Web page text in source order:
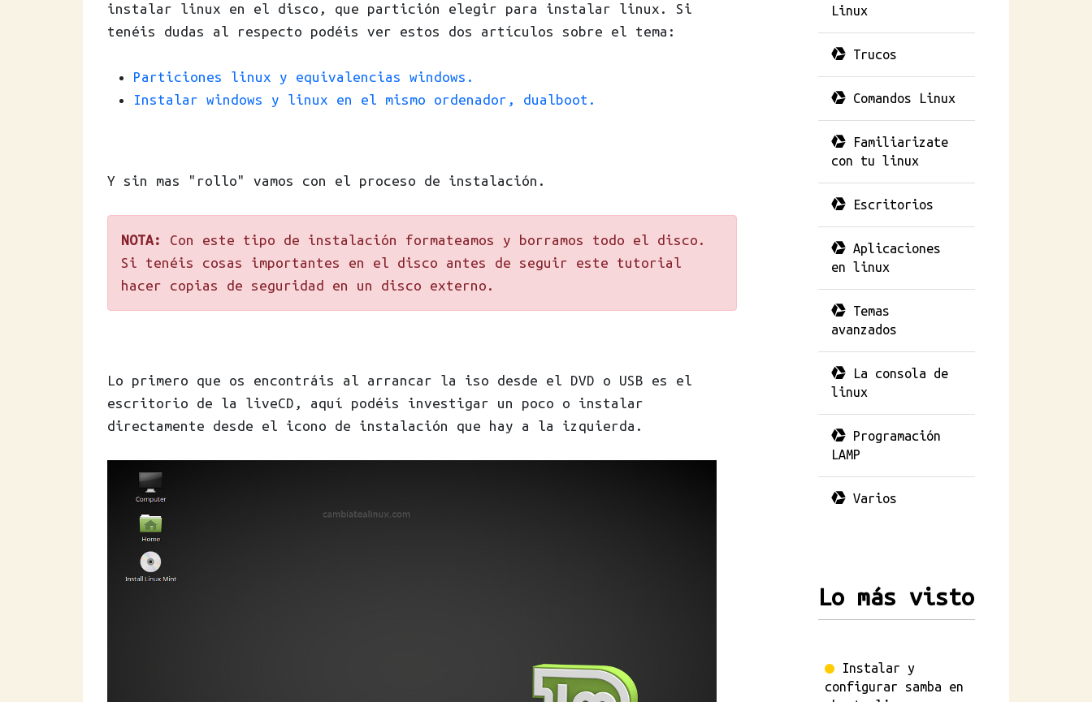
instalar linux en el disco, que partición elegir para instalar linux. Si
tenéis dudas al respecto podéis ver estos dos artículos sobre el tema:
Particiones linux y equivalencias windows.
Instalar windows y linux en el mismo ordenador, dualboot.
Y sin mas "rollo" vamos con el proceso de instalación.
NOTA:
Con este tipo de instalación formateamos y borramos todo el disco.
Si tenéis cosas importantes en el disco antes de seguir este tutorial
hacer copias de seguridad en un disco externo.
Lo primero que os encontráis al arrancar la iso desde el DVD o USB es el
escritorio de la liveCD, aquí podéis investigar un poco o instalar
directamente desde el icono de instalación que hay a la izquierda.
Linux
Trucos
Comandos Linux
Familiarizate
con tu linux
Escritorios
Aplicaciones
en linux
Temas
avanzados
La consola de
linux
Programación
LAMP
Varios
Lo más visto
Instalar y
configurar samba en